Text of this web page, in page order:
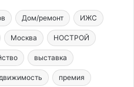
Дом/ремонт ИЖС
Москва НОСТРОЙ
выставка
премия